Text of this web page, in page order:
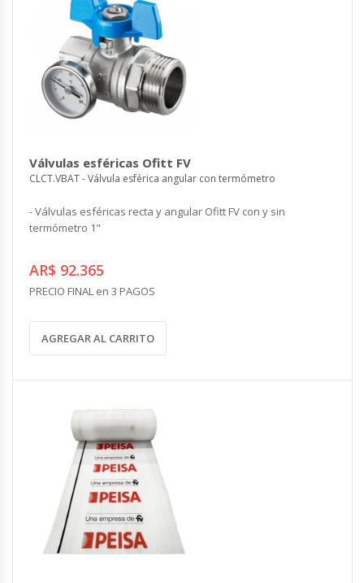
Válvulas esféricas Ofitt FV
CLCT.VBAT - Válvula esférica angular con termómetro
- Válvulas esféricas recta y angular Ofitt FV con y sin
termómetro 1"
AR$ 92.365
PRECIO FINAL en 3 PAGOS
AGREGAR AL CARRITO